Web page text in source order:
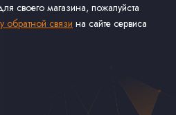
своего магазина, пожалуйста
обратной связи на сайте сервиса